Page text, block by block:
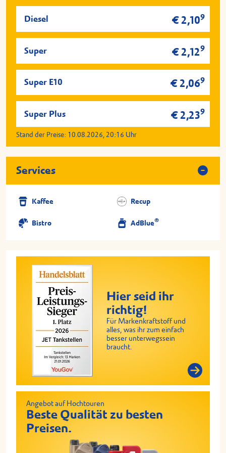
Diesel € 2,109
Super € 2,129
Super E10 € 2,069
Super Plus € 2,239
Stand der Preise: 10.08.2026, 20:16 Uhr
Services
Kaffee Recup
Bistro AdBlue®
Hier seid ihr
richtig!
Für Markenkraftstoff und
alles, was ihr zum einfach
besser unterwegssein
braucht.
Angebot auf Hochtouren
Beste Qualität zu besten
Preisen.